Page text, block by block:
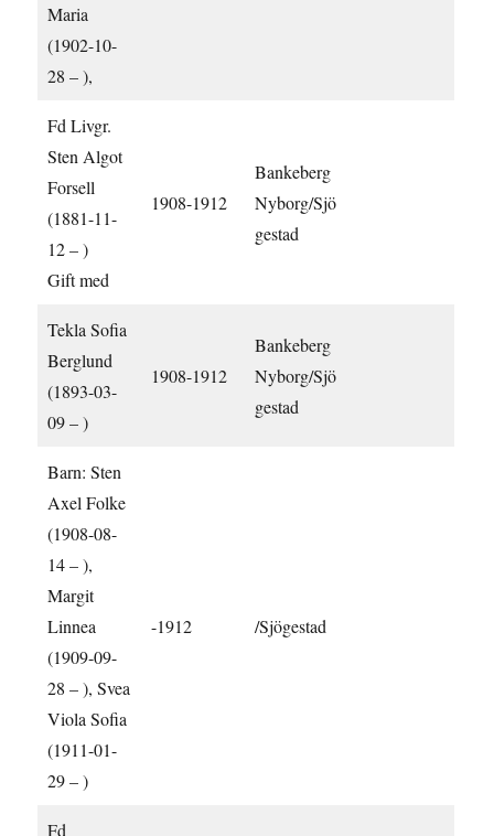
Maria
(1902-10-
28 – ),
Fd Livgr.
Sten Algot
Forsell
(1881-11-
12 – )
Gift med
1908-1912
Bankeberg
Nyborg/Sjö
gestad
Tekla Sofia
Berglund
(1893-03-
09 – )
1908-1912
Bankeberg
Nyborg/Sjö
gestad
Barn: Sten
Axel Folke
(1908-08-
14 – ),
Margit
Linnea
(1909-09-
28 – ), Svea
Viola Sofia
(1911-01-
29 – )
-1912 /Sjögestad
Fd